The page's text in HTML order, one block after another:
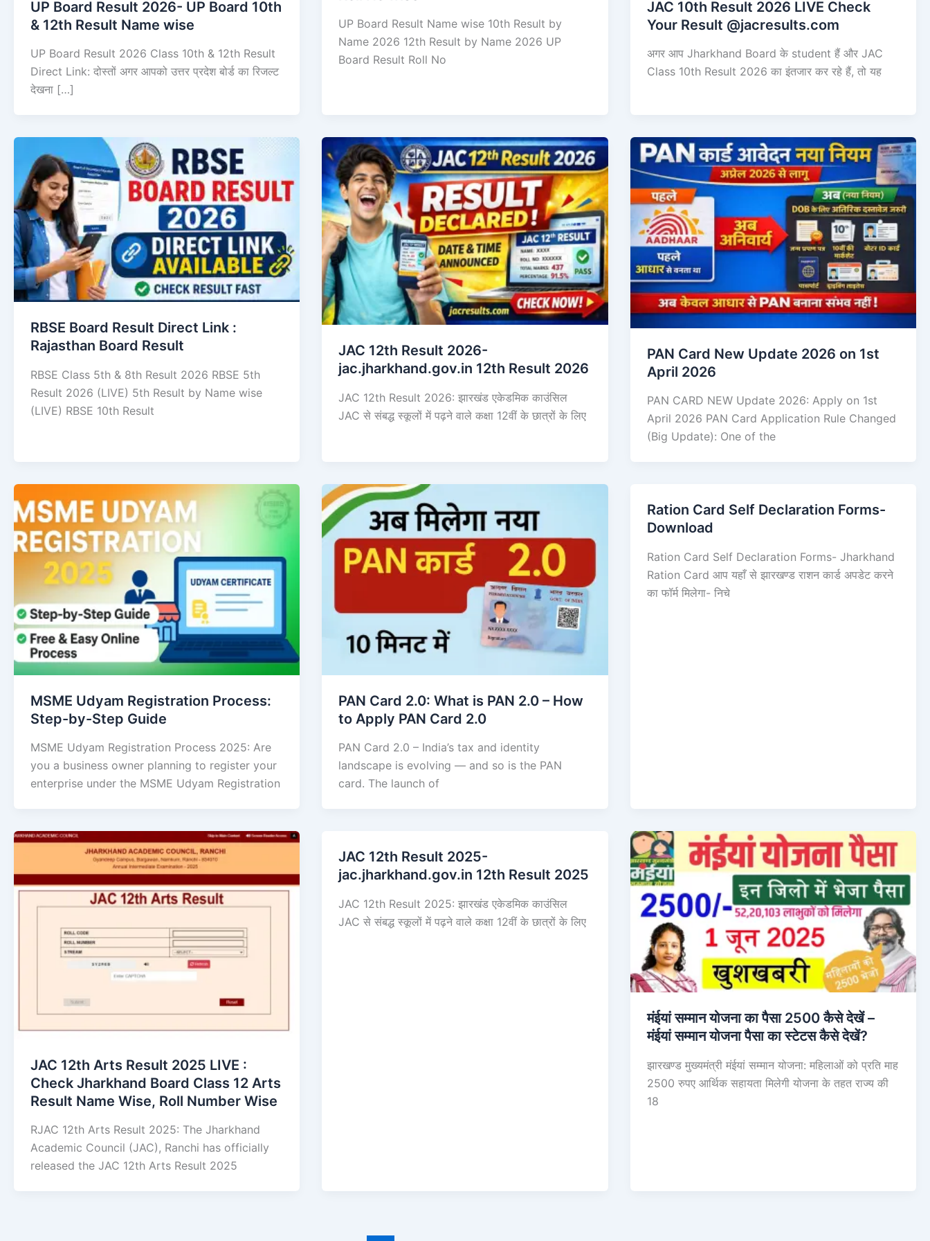
UP Board Result 2026- UP Board 10th
& 12th Result Name wise
UP Board Result 2026 Class 10th & 12th Result
Direct Link: दोस्तों अगर आपको उत्तर प्रदेश बोर्ड का रिजल्ट
देखना […]
UP Board Result Name wise 10th Result by
Name 2026 12th Result by Name 2026 UP
Board Result Roll No
JAC 10th Result 2026 LIVE Check
Your Result @jacresults.com
अगर आप Jharkhand Board के student हैं और JAC
Class 10th Result 2026 का इंतजार कर रहे हैं, तो यह
RBSE Board Result Direct Link : ​
Rajasthan Board Result
RBSE Class 5th & 8th Result 2026 RBSE 5th
Result 2026 (LIVE) 5th Result by Name wise
(LIVE) RBSE 10th Result
JAC 12th Result 2026-
jac.jharkhand.gov.in 12th Result 2026
JAC 12th Result 2026: झारखंड एकेडमिक काउंसिल
JAC से संबद्ध स्कूलों में पढ़ने वाले कक्षा 12वीं के छात्रों के लिए
PAN Card New Update 2026 on 1st
April 2026
PAN CARD NEW Update 2026: Apply on 1st
April 2026 PAN Card Application Rule Changed
(Big Update): One of the
MSME Udyam Registration Process:
Step-by-Step Guide
MSME Udyam Registration Process 2025: Are
you a business owner planning to register your
enterprise under the MSME Udyam Registration
PAN Card 2.0: What is PAN 2.0 – How
to Apply PAN Card 2.0
PAN Card 2.0 – India’s tax and identity
landscape is evolving — and so is the PAN
card. The launch of
Ration Card Self Declaration Forms-
Download
Ration Card Self Declaration Forms- Jharkhand
Ration Card आप यहाँ से झारखण्ड राशन कार्ड अपडेट करने
का फॉर्म मिलेगा- निचे
JAC 12th Arts Result 2025 LIVE :
Check Jharkhand Board Class 12 Arts
Result Name Wise, Roll Number Wise
RJAC 12th Arts Result 2025: The Jharkhand
Academic Council (JAC), Ranchi has officially
released the JAC 12th Arts Result 2025
JAC 12th Result 2025-
jac.jharkhand.gov.in 12th Result 2025
JAC 12th Result 2025: झारखंड एकेडमिक काउंसिल
JAC से संबद्ध स्कूलों में पढ़ने वाले कक्षा 12वीं के छात्रों के लिए
मंईयां सम्मान योजना का पैसा 2500 कैसे देखें –
मंईयां सम्मान योजना पैसा का स्टेटस कैसे देखें?
झारखण्ड मुख्यमंत्री मंईयां सम्मान योजना: महिलाओं को प्रति माह
2500 रुपए आर्थिक सहायता मिलेगी योजना के तहत राज्य की
18